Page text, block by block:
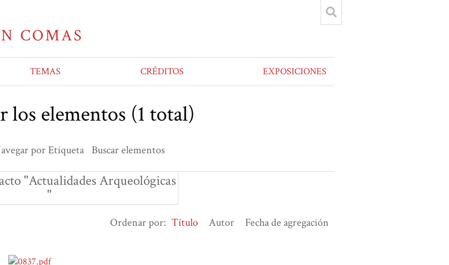
TEMAS CRÉDITOS EXPOSICIONES
los elementos (1 total)
por Etiqueta Buscar elementos
"Actualidades Arqueológicas
"
Ordenar por: Título Autor Fecha de agregación